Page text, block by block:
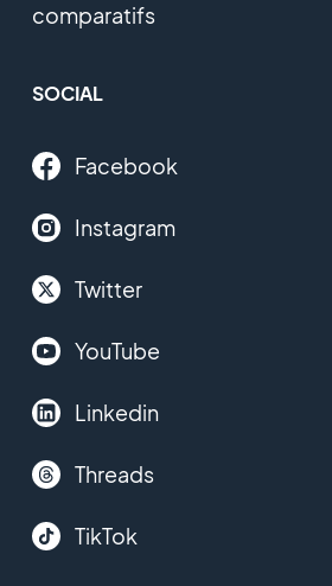
comparatifs
SOCIAL
Facebook
Instagram
Twitter
YouTube
Linkedin
Threads
TikTok